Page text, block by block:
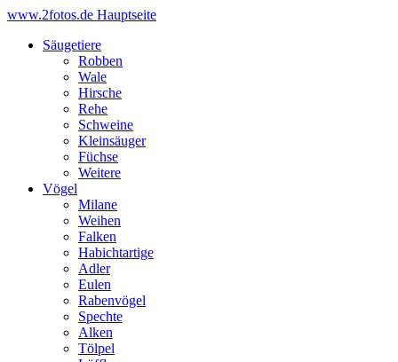
www.2fotos.de Hauptseite
Säugetiere
Robben
Wale
Hirsche
Rehe
Schweine
Kleinsäuger
Füchse
Weitere
Vögel
Milane
Weihen
Falken
Habichtartige
Adler
Eulen
Rabenvögel
Spechte
Alken
Tölpel